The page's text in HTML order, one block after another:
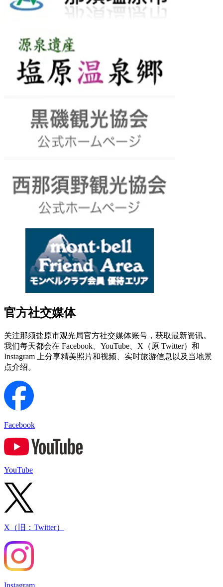
官方社交媒体
关注那须盐原市观光局官方社交媒体账号，获取最新资讯。
我们每天都会在 Facebook、YouTube、X（原 Twitter）和
Instagram 上分享精美照片和视频、实时旅游信息以及当地景
点介绍。
Facebook
YouTube
X（旧：Twitter）
Instagram